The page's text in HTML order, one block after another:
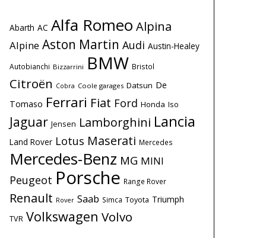
Abarth AC Alfa Romeo Alpina
Alpine Aston Martin Audi Austin-Healey
Autobianchi Bizzarrini BMW Bristol
Citroën Cobra Coole garages Datsun De
Tomaso Ferrari Fiat Ford Honda Iso
Jaguar Jensen Lamborghini Lancia
Land Rover Lotus Maserati Mercedes
Mercedes-Benz MG MINI
Peugeot Porsche Range Rover
Renault Rover Saab Simca Toyota Triumph
TVR Volkswagen Volvo